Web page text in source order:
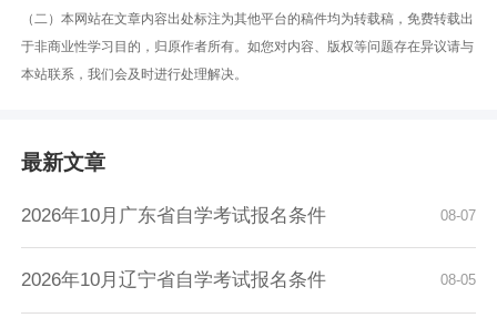
（二）本网站在文章内容出处标注为其他平台的稿件均为转载稿，免费转载出
于非商业性学习目的，归原作者所有。如您对内容、版权等问题存在异议请与
本站联系，我们会及时进行处理解决。
最新文章
08-07
2026年10月广东省自学考试报名条件
08-05
2026年10月辽宁省自学考试报名条件